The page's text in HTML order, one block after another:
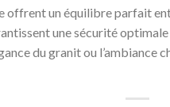
offrent un équilibre parfait
une sécurité
du granit ou